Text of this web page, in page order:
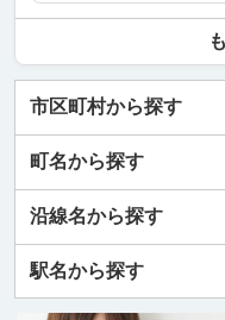
市区町村から探す
町名から探す
沿線名から探す
駅名から探す